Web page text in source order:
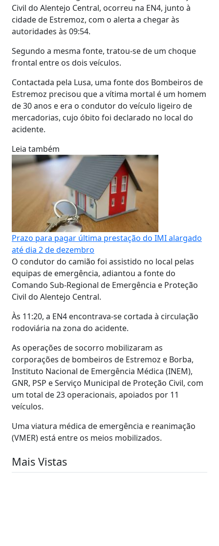
Civil do Alentejo Central, ocorreu na EN4, junto à
cidade de Estremoz, com o alerta a chegar às
autoridades às 09:54.
Segundo a mesma fonte, tratou-se de um choque
frontal entre os dois veículos.
Contactada pela Lusa, uma fonte dos Bombeiros de
Estremoz precisou que a vítima mortal é um homem
de 30 anos e era o condutor do veículo ligeiro de
mercadorias, cujo óbito foi declarado no local do
acidente.
Leia também
Prazo para pagar última prestação do IMI alargado
até dia 2 de dezembro
O condutor do camião foi assistido no local pelas
equipas de emergência, adiantou a fonte do
Comando Sub-Regional de Emergência e Proteção
Civil do Alentejo Central.
Às 11:20, a EN4 encontrava-se cortada à circulação
rodoviária na zona do acidente.
As operações de socorro mobilizaram as
corporações de bombeiros de Estremoz e Borba,
Instituto Nacional de Emergência Médica (INEM),
GNR, PSP e Serviço Municipal de Proteção Civil, com
um total de 23 operacionais, apoiados por 11
veículos.
Uma viatura médica de emergência e reanimação
(VMER) está entre os meios mobilizados.
Mais Vistas